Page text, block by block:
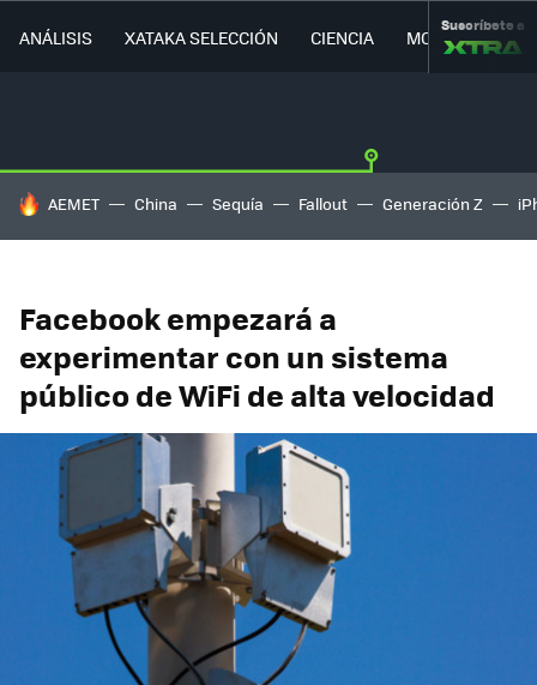
ANÁLISIS XATAKA SELECCIÓN CIENCIA MOVILIDAD
Suscríbete a
HOY SE HABLA DE
AEMET China Sequía Fallout Generación Z
Facebook empezará a
experimentar con un sistema
público de WiFi de alta velocidad